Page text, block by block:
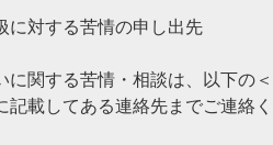
に対する苦情の申し出先
関する苦情・相談は、以下の＜
載してある連絡先までご連絡く